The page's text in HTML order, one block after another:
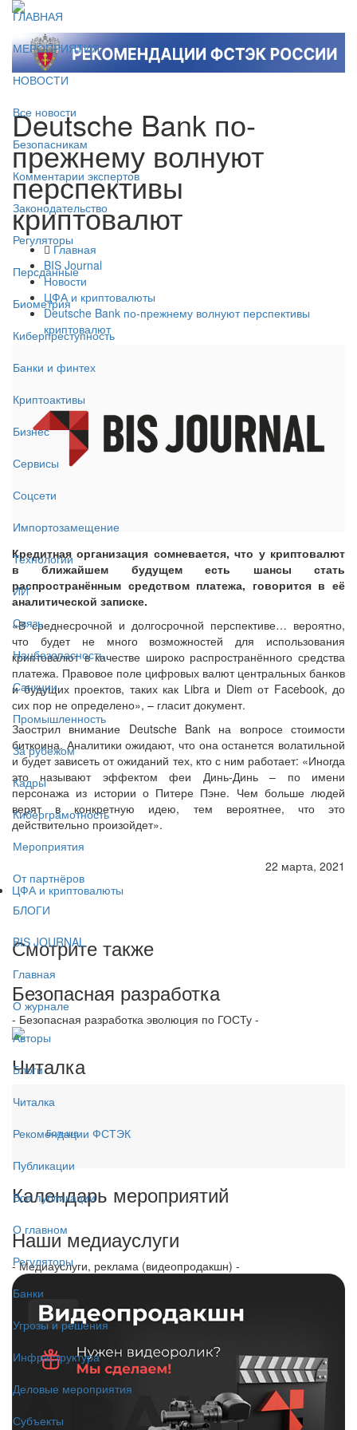
ГЛАВНАЯ
МЕРОПРИЯТИЯ
НОВОСТИ
Все новости
Безопасникам
Комментарии экспертов
Законодательство
Регуляторы
Персданные
Биометрия
Киберпреступность
Банки и финтех
Криптоактивы
Бизнес
Сервисы
Соцсети
Импортозамещение
Технологии
ИИ
Связь
Нацбезопасность
Санкции
Промышленность
За рубежом
Кадры
Киберграмотность
Мероприятия
От партнёров
БЛОГИ
BIS JOURNAL
Главная
О журнале
Авторы
Блоги
Читалка
Рекомендации ФСТЭК
Публикации
Все публикации
О главном
Регуляторы
Банки
Угрозы и решения
Инфраструктура
Деловые мероприятия
Субъекты
Deutsche Bank по-
прежнему волнуют
перспективы
криптовалют
Главная
BIS Journal
Новости
ЦФА и криптовалюты
Deutsche Bank по-прежнему волнуют перспективы
криптовалют
Кредитная организация сомневается, что у криптовалют
в ближайшем будущем есть шансы стать
распространённым средством платежа, говорится в её
аналитической записке.
«В среднесрочной и долгосрочной перспективе… вероятно,
что будет не много возможностей для использования
криптовалют в качестве широко распространённого средства
платежа. Правовое поле цифровых валют центральных банков
и будущих проектов, таких как Libra и Diem от Facebook, до
сих пор не определено», – гласит документ.
Заострил внимание Deutsche Bank на вопросе стоимости
биткоина. Аналитики ожидают, что она останется волатильной
и будет зависеть от ожиданий тех, кто с ним работает: «Иногда
это называют эффектом феи Динь-Динь – по имени
персонажа из истории о Питере Пэне. Чем больше людей
верят в конкретную идею, тем вероятнее, что это
действительно произойдет».
22 марта, 2021
ЦФА и криптовалюты
Смотрите также
Безопасная разработка
- Безопасная разработка эволюция по ГОСТу -
Читалка
Больше...
Календарь мероприятий
Наши медиауслуги
- Медиауслуги, реклама (видеопродакшн) -